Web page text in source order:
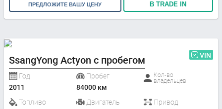
ПРЕДЛОЖИТЕ ВАШУ ЦЕНУ В TRADE IN
SsangYong Actyon с пробегом VIN
Год
2011
Пробег
84000 км
Кол-во
владельцев
Топливо
Двигатель
Привод